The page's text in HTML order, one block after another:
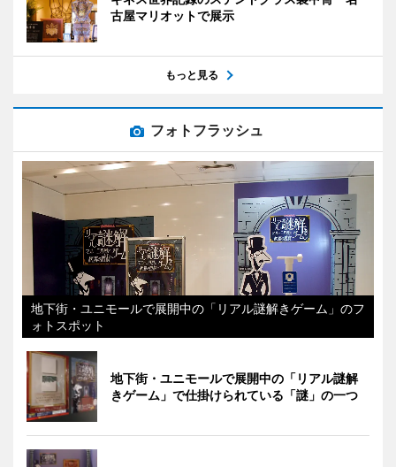
古屋マリオットで展示
もっと見る
フォトフラッシュ
地下街・ユニモールで展開中の「リアル謎解きゲーム」のフ
ォトスポット
地下街・ユニモールで展開中の「リアル謎解
きゲーム」で仕掛けられている「謎」の一つ